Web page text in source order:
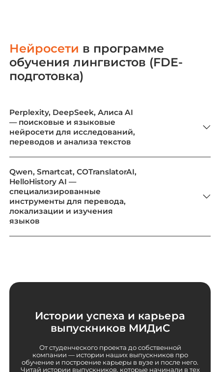
Нейросети в программе
обучения лингвистов (FDE-
подготовка)
Perplexity, DeepSeek, Алиса AI
— поисковые и языковые
нейросети для исследований,
переводов и анализа текстов
Qwen, Smartcat, COTranslatorAI,
HelloHistory AI —
специализированные
инструменты для перевода,
локализации и изучения
языков
Истории успеха и карьера
выпускников МИДиС
От студенческого проекта до собственной
компании — истории наших выпускников про
обучение и построение карьеры в вузе и после него.
Читай истории выпускников, которые начинали в тех